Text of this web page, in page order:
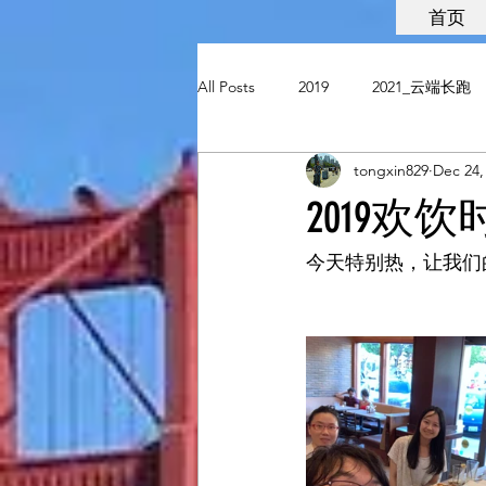
首页
All Posts 2019 2021_云端长跑
2019欢饮
tongxin829 Dec
今天特别热，让我